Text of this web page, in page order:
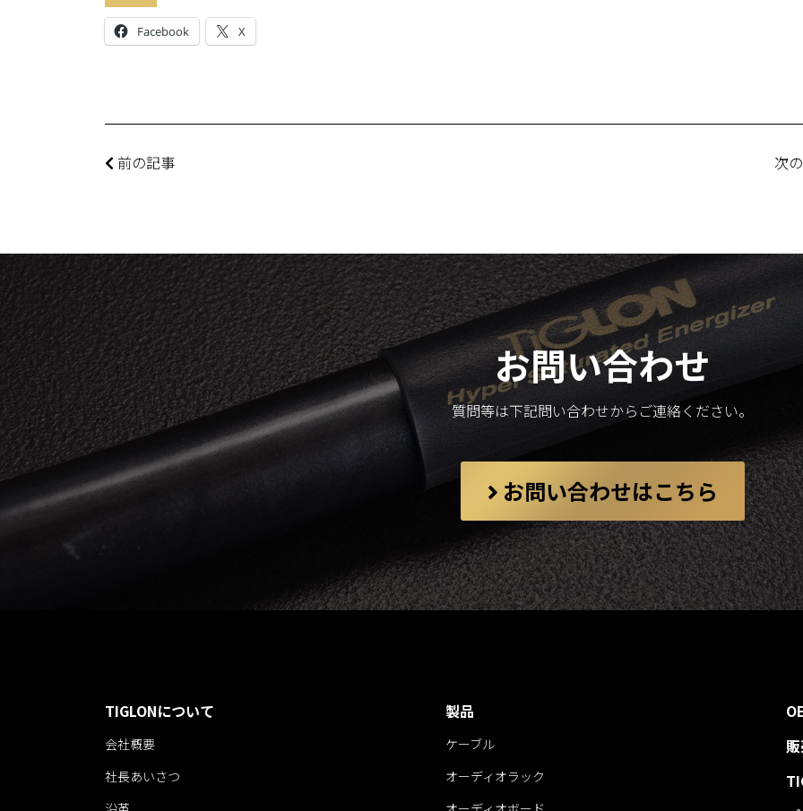
Facebook X
前の記事 次
お問い合わせ
質問等は下記問い合わせからご連絡ください。
お問い合わせはこちら
TIGLONについて
会社概要
社長あいさつ
製品
ケーブル
オーディオラック